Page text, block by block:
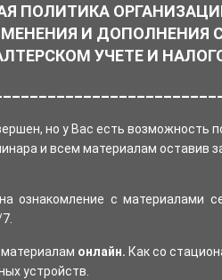
ПОЛИТИКА
И ДОПОЛНЕНИЯ
УЧЕТЕ И
но у Вас есть возможность
и всем материалам оставив
на ознакомление с материалами
онлайн. Как со
устройств.